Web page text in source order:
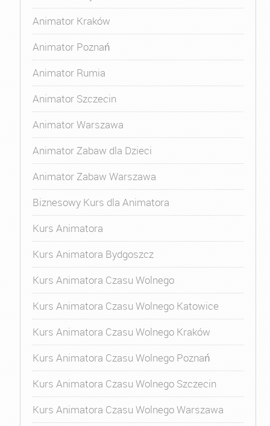
Animator Kraków
Animator Poznań
Animator Rumia
Animator Szczecin
Animator Warszawa
Animator Zabaw dla Dzieci
Animator Zabaw Warszawa
Biznesowy Kurs dla Animatora
Kurs Animatora
Kurs Animatora Bydgoszcz
Kurs Animatora Czasu Wolnego
Kurs Animatora Czasu Wolnego Katowice
Kurs Animatora Czasu Wolnego Kraków
Kurs Animatora Czasu Wolnego Poznań
Kurs Animatora Czasu Wolnego Szczecin
Kurs Animatora Czasu Wolnego Warszawa